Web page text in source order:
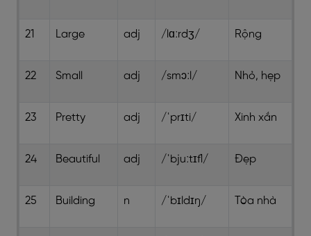
21 Large adj /lɑːrdʒ/ Rộng
22 Small adj /smɔːl/ Nhỏ, hẹp
23 Pretty adj /ˈprɪti/ Xinh xắn
24 Beautiful adj /ˈbjuːtɪfl/ Đẹp
25 Building n /ˈbɪldɪŋ/ Tòa nhà